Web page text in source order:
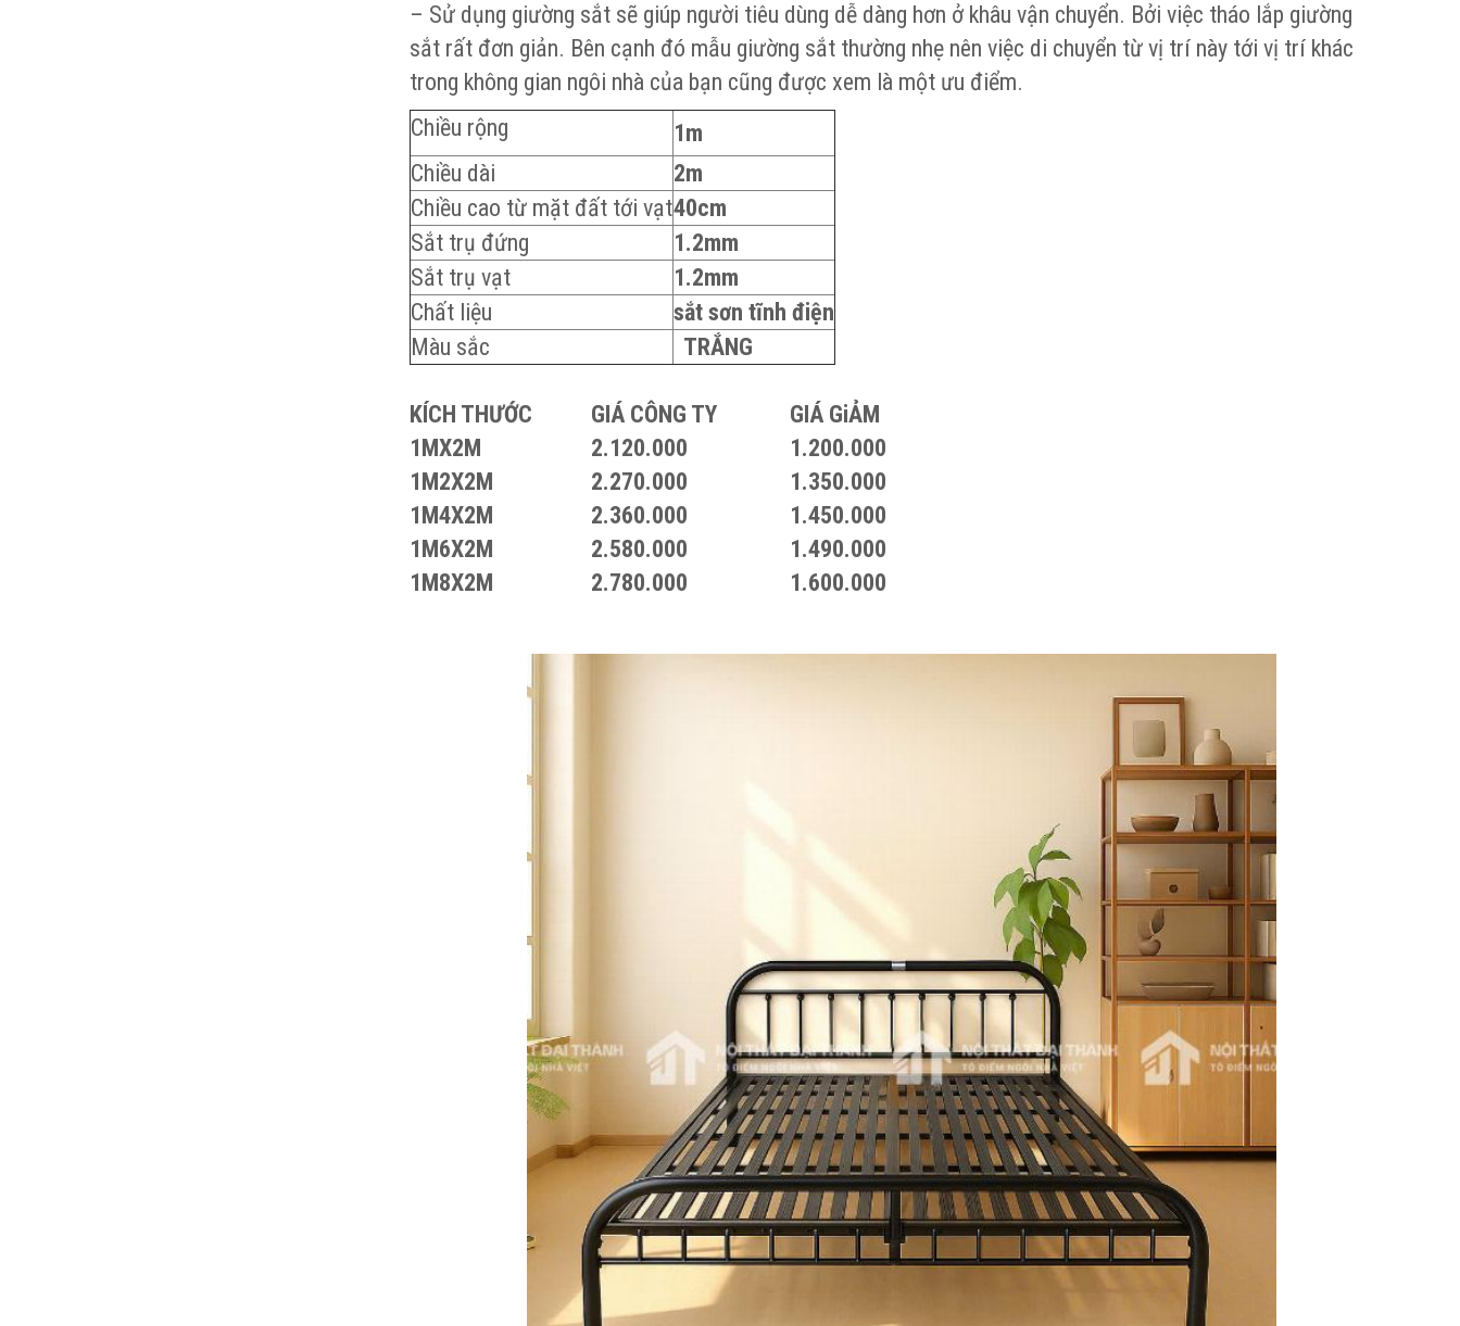
– Sử dụng giường sắt sẽ giúp người tiêu dùng dễ dàng hơn ở khâu vận chuyển. Bởi việc tháo lắp giường
sắt rất đơn giản. Bên cạnh đó mẫu giường sắt thường nhẹ nên việc di chuyển từ vị trí này tới vị trí khác
trong không gian ngôi nhà của bạn cũng được xem là một ưu điểm.
Chiều rộng
1m
Chiều dài
2m
Chiều cao từ mặt đất tới vạt40cm
Sắt trụ đứng
1.2mm
Sắt trụ vạt
1.2mm
Chất liệu
sắt sơn tĩnh điện
Màu sắc
TRẮNG
KÍCH THƯỚC GIÁ CÔNG TY
GIÁ GiẢM
1MX2M
2.120.000
1.200.000
1M2X2M
2.270.000
1.350.000
1M4X2M
2.360.000
1.450.000
1M6X2M
2.580.000
1.490.000
1M8X2M
2.780.000 1.600.000